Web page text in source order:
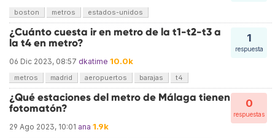
boston metros estados-unidos
1
respuesta
¿Cuánto cuesta ir en metro de la t1-t2-t3 a
la t4 en metro?
06 Dic 2023, 08:57 dkatime 10.0k
metros madrid aeropuertos barajas t4
0
respuestas
¿Qué estaciones del metro de Málaga tienen
fotomatón?
29 Ago 2023, 10:01 ana 1.9k